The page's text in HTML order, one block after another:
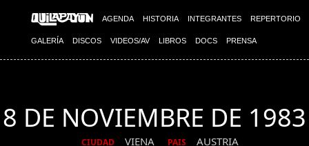
AGENDA HISTORIA INTEGRANTES REPERTORIO
GALERÍA DISCOS VIDEOS/AV LIBROS DOCS PRENSA
8 DE NOVIEMBRE DE 1983
CIUDAD VIENA PAIS AUSTRIA